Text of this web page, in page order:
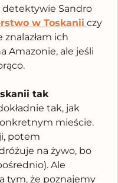
detektywie Sandro
w Toskanii czy
znalazłam ich
Amazonie, ale jeśli
tak
tak, jak
mieście.
potem
na żywo, bo
Ale
tym, że poznajemy